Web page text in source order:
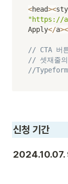
<head><
"https://
Apply</a><
// CTA 버
// 셋재줄
//
신청 기간